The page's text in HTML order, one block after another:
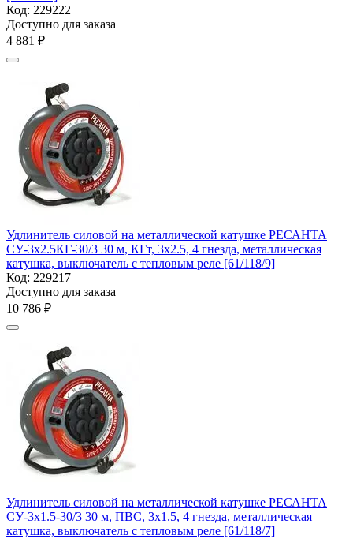
Код: 229222
Доступно для заказа
4 881 ₽
Удлинитель силовой на металлической катушке РЕСАНТА
СУ-3х2.5КГ-30/3 30 м, КГт, 3х2.5, 4 гнезда, металлическая
катушка, выключатель с тепловым реле [61/118/9]
Код: 229217
Доступно для заказа
10 786 ₽
Удлинитель силовой на металлической катушке РЕСАНТА
СУ-3х1.5-30/3 30 м, ПВС, 3х1.5, 4 гнезда, металлическая
катушка, выключатель с тепловым реле [61/118/7]